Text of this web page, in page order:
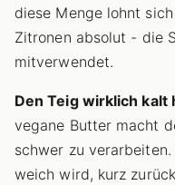
diese Menge lohnt
Zitronen absolut - die
mitverwendet.
Den Teig wirklich kalt
vegane Butter macht
schwer zu
weich wird, kurz